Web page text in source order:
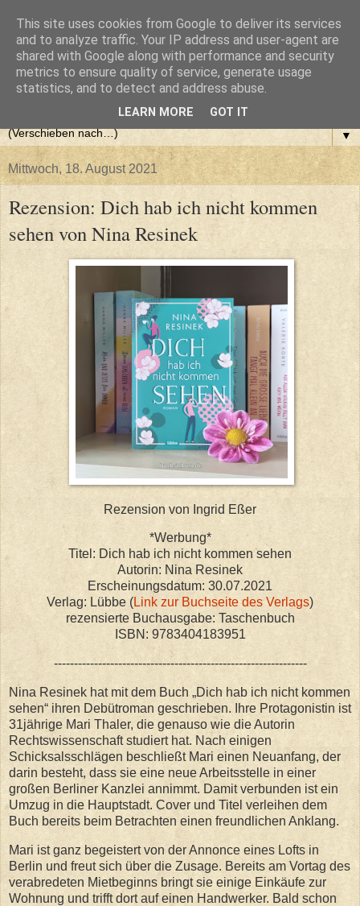
▼
Mittwoch, 18. August 2021
Rezension: Dich hab ich nicht kommen
sehen von Nina Resinek
Rezension von Ingrid Eßer
*Werbung*
Titel: Dich hab ich nicht kommen sehen
Autorin: Nina Resinek
Erscheinungsdatum: 30.07.2021
Verlag: Lübbe (Link zur Buchseite des Verlags)
rezensierte Buchausgabe: Taschenbuch
ISBN: 9783404183951
---------------------------------------------------------------
Nina Resinek hat mit dem Buch „Dich hab ich nicht kommen
sehen“ ihren Debütroman geschrieben. Ihre Protagonistin ist
31jährige Mari Thaler, die genauso wie die Autorin
Rechtswissenschaft studiert hat. Nach einigen
Schicksalsschlägen beschließt Mari einen Neuanfang, der
darin besteht, dass sie eine neue Arbeitsstelle in einer
großen Berliner Kanzlei annimmt. Damit verbunden ist ein
Umzug in die Hauptstadt. Cover und Titel verleihen dem
Buch bereits beim Betrachten einen freundlichen Anklang.
Mari ist ganz begeistert von der Annonce eines Lofts in
Berlin und freut sich über die Zusage. Bereits am Vortag des
verabredeten Mietbeginns bringt sie einige Einkäufe zur
Wohnung und trifft dort auf einen Handwerker. Bald schon
This site uses cookies from Google to deliver its services
and to analyze traffic. Your IP address and user-agent are
shared with Google along with performance and security
metrics to ensure quality of service, generate usage
statistics, and to detect and address abuse.
LEARN MORE GOT IT